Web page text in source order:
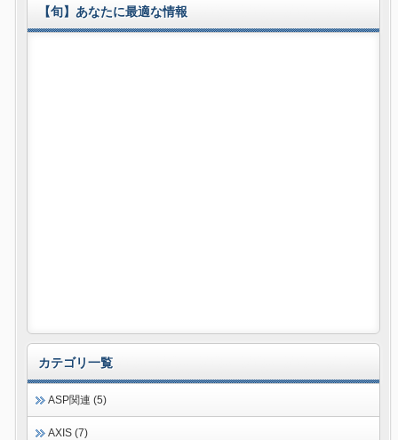
【旬】あなたに最適な情報
カテゴリ一覧
ASP関連 (5)
AXIS (7)